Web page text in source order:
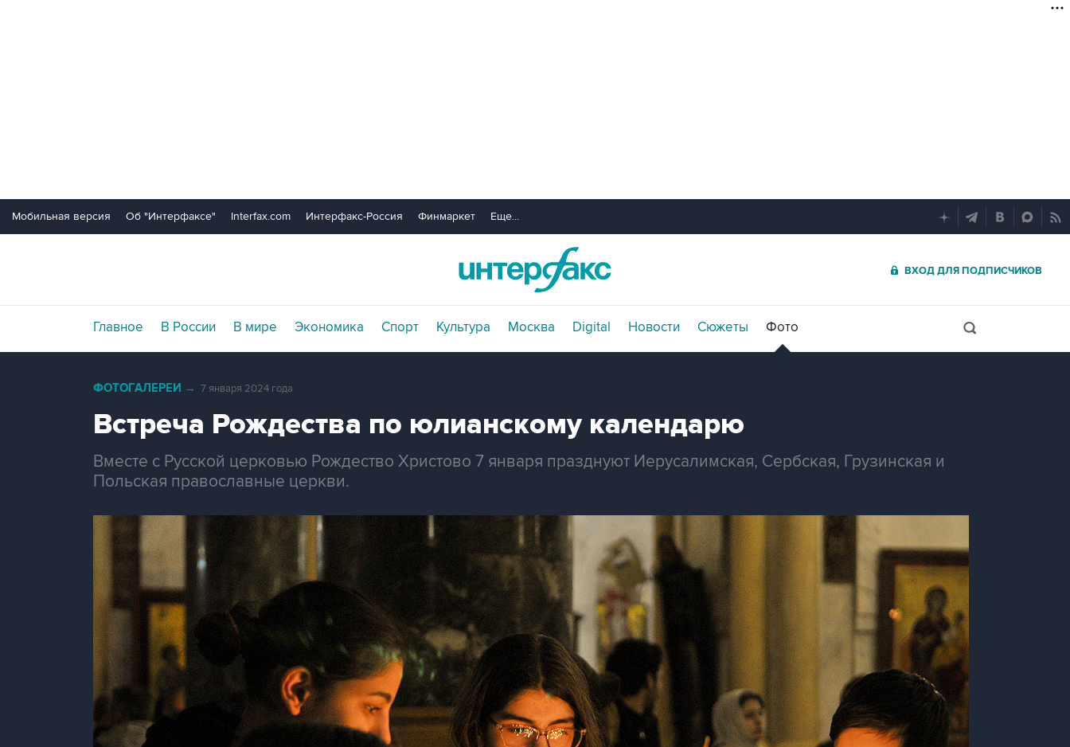
Мобильная версия Об "Интерфаксе" Interfax.com Интерфакс-Россия Финмаркет Еще...
ВХОД ДЛЯ ПОДПИСЧИКОВ
Главное В России В мире Экономика Спорт Культура Москва Digital Новости Сюжеты Фото
ФОТОГАЛЕРЕИ → 7 января 2024 года
Встреча Рождества по юлианскому календарю
Вместе с Русской церковью Рождество Христово 7 января празднуют Иерусалимская, Сербская, Грузинская и
Польская православные церкви.